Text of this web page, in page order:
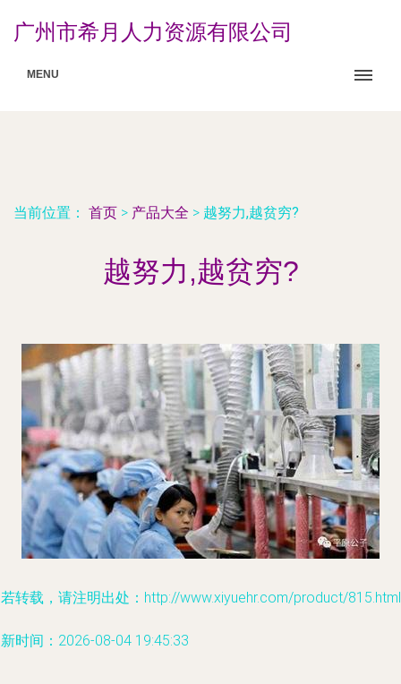
广州市希月人力资源有限公司
MENU
当前位置： 首页 > 产品大全 > 越努力,越贫穷?
越努力,越贫穷?
转载，请注明出处：http://www.xiyuehr.com/product/815.html
时间：2026-08-04 19:45:33